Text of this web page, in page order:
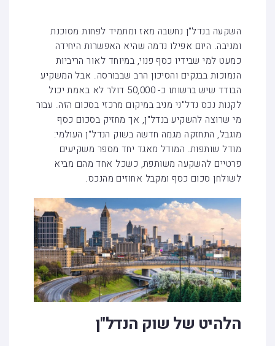
השקעה בנדל"ן נחשבה מאז ומתמיד לפחות מסוכנת
ומניבה. היום אפילו נדמה שהיא האפשרות היחידה
כמעט למי שבידיו כסף פנוי, במיוחד לאור הריביות
הנמוכות בבנקים והסיכון הרב שבבורסה. אבל המשקיע
הבודד שיש ברשותו כ- 50,000 דולר לא באמת יכול
לקנות נכס נדל"ני מניב במיקום מרכזי בסכום הזה. עבור
מי שרוצה להשקיע בנדל"ן, אך מחזיק בסכום כסף
מוגבל, התחזקה מגמה חדשה בשוק הנדל"ן העולמי:
מודל שותפות. המודל מאגד יחד מספר משקיעים
פרטיים להשקעה משותפת, כשכל אחד מהם מביא
לשולחן סכום כסף ומקבל אחוזים מהנכס.
הלהיט של שוק הנדל"ן